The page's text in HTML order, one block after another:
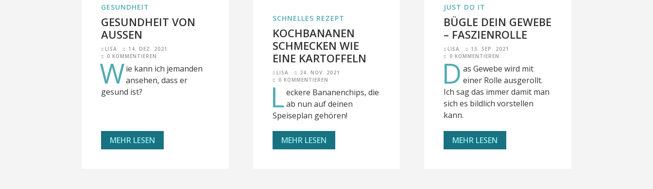
GESUNDHEIT
GESUNDHEIT VON
AUSSEN
LISA
14. DEZ. 2021
0 KOMMENTIEREN
Wie kann ich jemanden
ansehen, dass er
gesund ist?
MEHR LESEN
SCHNELLES REZEPT
KOCHBANANEN
SCHMECKEN WIE
EINE KARTOFFELN
LISA
24. NOV. 2021
0 KOMMENTIEREN
Leckere Bananenchips, die
ab nun auf deinen
Speiseplan gehören!
MEHR LESEN
JUST DO IT
BÜGLE DEIN GEWEBE
– FASZIENROLLE
LISA
13. SEP. 2021
0 KOMMENTIEREN
D as Gewebe wird mit
einer Rolle ausgerollt.
Ich sag das immer damit man
sich es bildlich vorstellen
kann.
MEHR LESEN